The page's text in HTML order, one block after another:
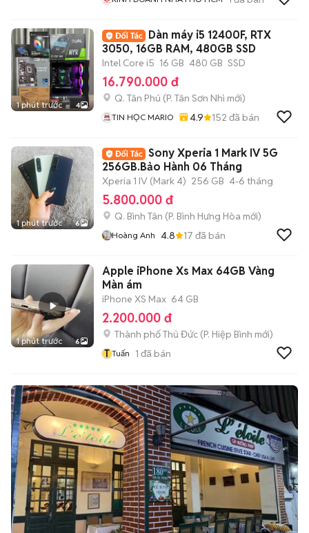
1 phút trước 4
Dàn máy i5 12400F, RTX
3050, 16GB RAM, 480GB SSD
Intel Core i5 16 GB 480 GB SSD
16.790.000 đ
Q. Tân Phú (P. Tân Sơn Nhì mới)
TIN HỌC MARIO 4.9 152 đã bán
1 phút trước 6
Sony Xperia 1 Mark IV 5G
256GB.Bảo Hành 06 Tháng
Xperia 1 IV (Mark 4) 256 GB 4-6 tháng
5.800.000 đ
Q. Bình Tân (P. Bình Hưng Hòa mới)
Hoàng Anh 4.8 17 đã bán
1 phút trước 6
Apple iPhone Xs Max 64GB Vàng
Màn ám
iPhone XS Max 64 GB
2.200.000 đ
Thành phố Thủ Đức (P. Hiệp Bình mới)
T Tuấn 1 đã bán